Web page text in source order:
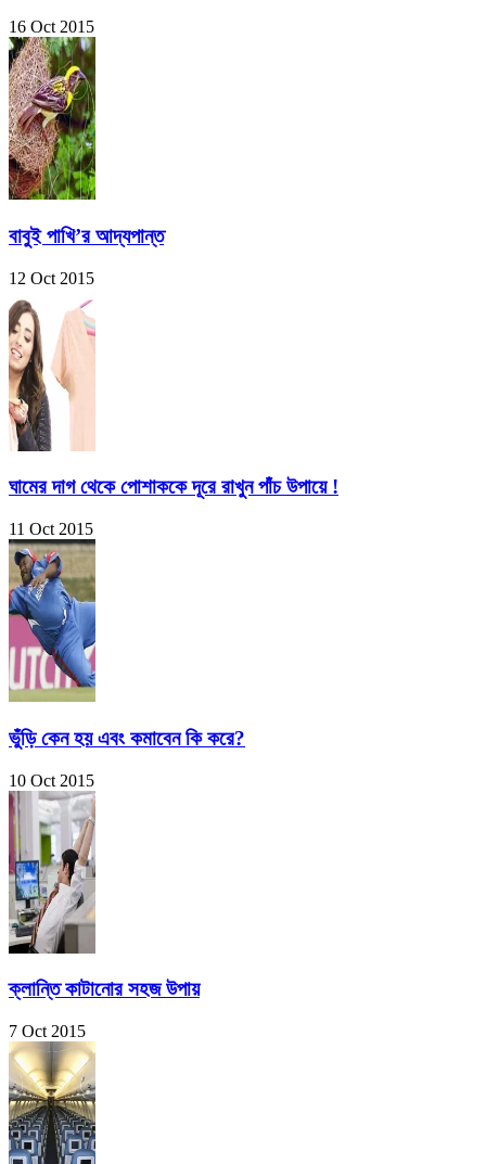
16 Oct 2015
বাবুই পাখি’র আদ্যপান্ত
12 Oct 2015
ঘামের দাগ থেকে পোশাককে দূরে রাখুন পাঁচ উপায়ে !
11 Oct 2015
ভুঁড়ি কেন হয় এবং কমাবেন কি করে?
10 Oct 2015
ক্লান্তি কাটানোর সহজ উপায়
7 Oct 2015